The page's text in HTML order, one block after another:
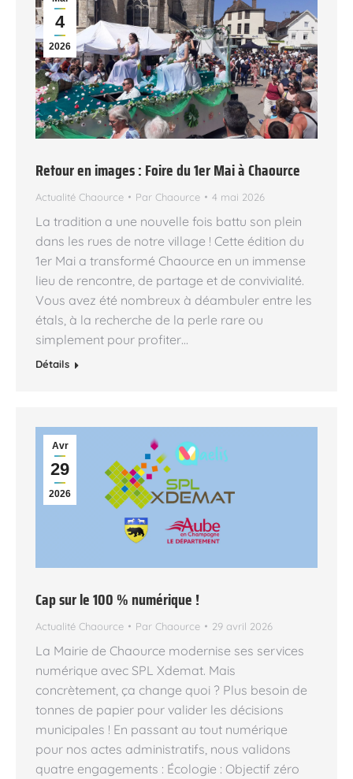
4
2026
Retour en images : Foire du 1er Mai à Chaource
Actualité Chaource Par Chaource 4 mai 2026
La tradition a une nouvelle fois battu son plein
dans les rues de notre village ! Cette édition du
1er Mai a transformé Chaource en un immense
lieu de rencontre, de partage et de convivialité.
Vous avez été nombreux à déambuler entre les
étals, à la recherche de la perle rare ou
simplement pour profiter…
Détails
Avr
29
2026
Cap sur le 100 % numérique !
Actualité Chaource Par Chaource 29 avril 2026
La Mairie de Chaource modernise ses services
numérique avec SPL Xdemat. Mais
concrètement, ça change quoi ? Plus besoin de
tonnes de papier pour valider les décisions
municipales ! En passant au tout numérique
pour nos actes administratifs, nous validons
quatre engagements : Écologie : Objectif zéro